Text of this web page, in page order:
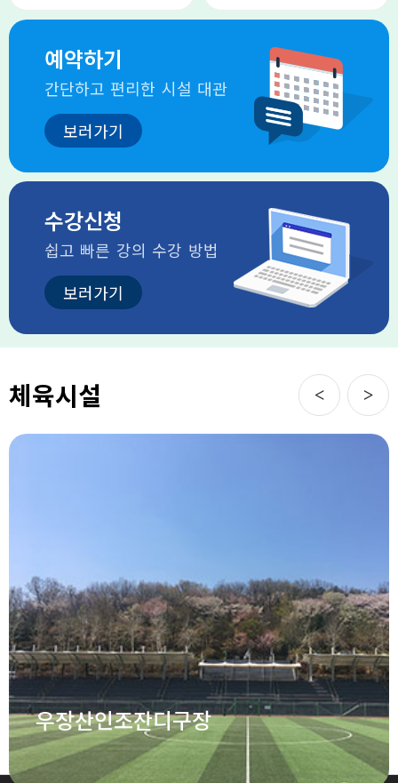
예약하기
간단하고 편리한 시설 대관
수강신청
쉽고 빠른 강의 수강 방법
체육시설
우장산인조잔디구장